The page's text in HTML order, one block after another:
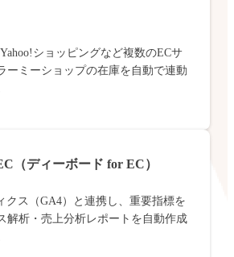
ショッピングなど複数のECサ
ーミーショップの在庫を自動で連動
（ディーボード for EC）
クス（GA4）と連携し、重要指標を
解析・売上分析レポートを自動作成